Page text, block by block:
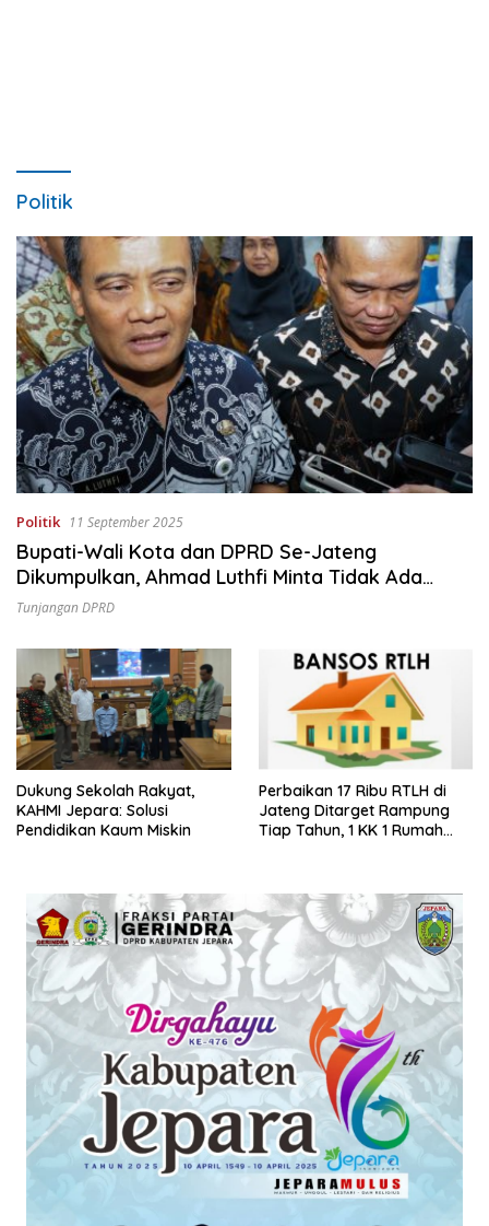
Politik
Politik 11 September 2025
Bupati-Wali Kota dan DPRD Se-Jateng
Dikumpulkan, Ahmad Luthfi Minta Tidak Ada
Kenaikan Tunjangan Dewan
Tunjangan DPRD
Dukung Sekolah Rakyat,
KAHMI Jepara: Solusi
Pendidikan Kaum Miskin
Perbaikan 17 Ribu RTLH di
Jateng Ditarget Rampung
Tiap Tahun, 1 KK 1 Rumah